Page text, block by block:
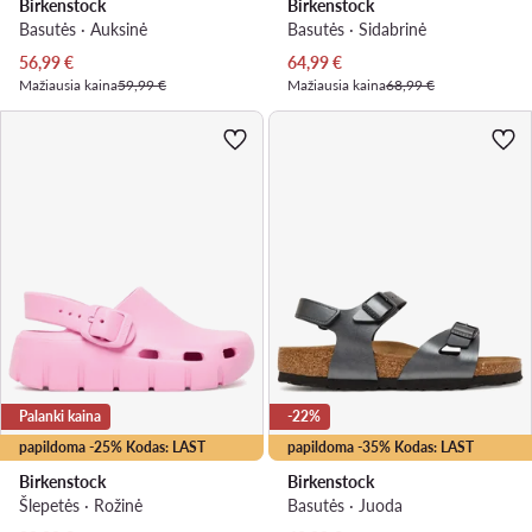
Birkenstock
Basutės · Auksinė
Dabartinė kaina
56,99€
Mažiausia kaina59,99 €
Birkenstock
Basutės · Sidabrinė
Dabartinė kaina
64,99€
Mažiausia kaina68,99 €
papildoma -25% Kodas: LAST
Palanki kaina
Birkenstock
Šlepetės · Rožinė
papildoma -35% Kodas: LAST
-22%
Birkenstock
Basutės · Juoda